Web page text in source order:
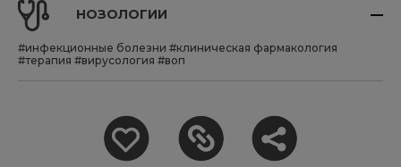
НОЗОЛОГИИ
#инфекционные болезни #клиническая фармакология
#терапия #вирусология #воп